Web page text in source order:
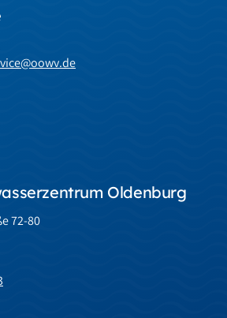
Oldenburg
72-80